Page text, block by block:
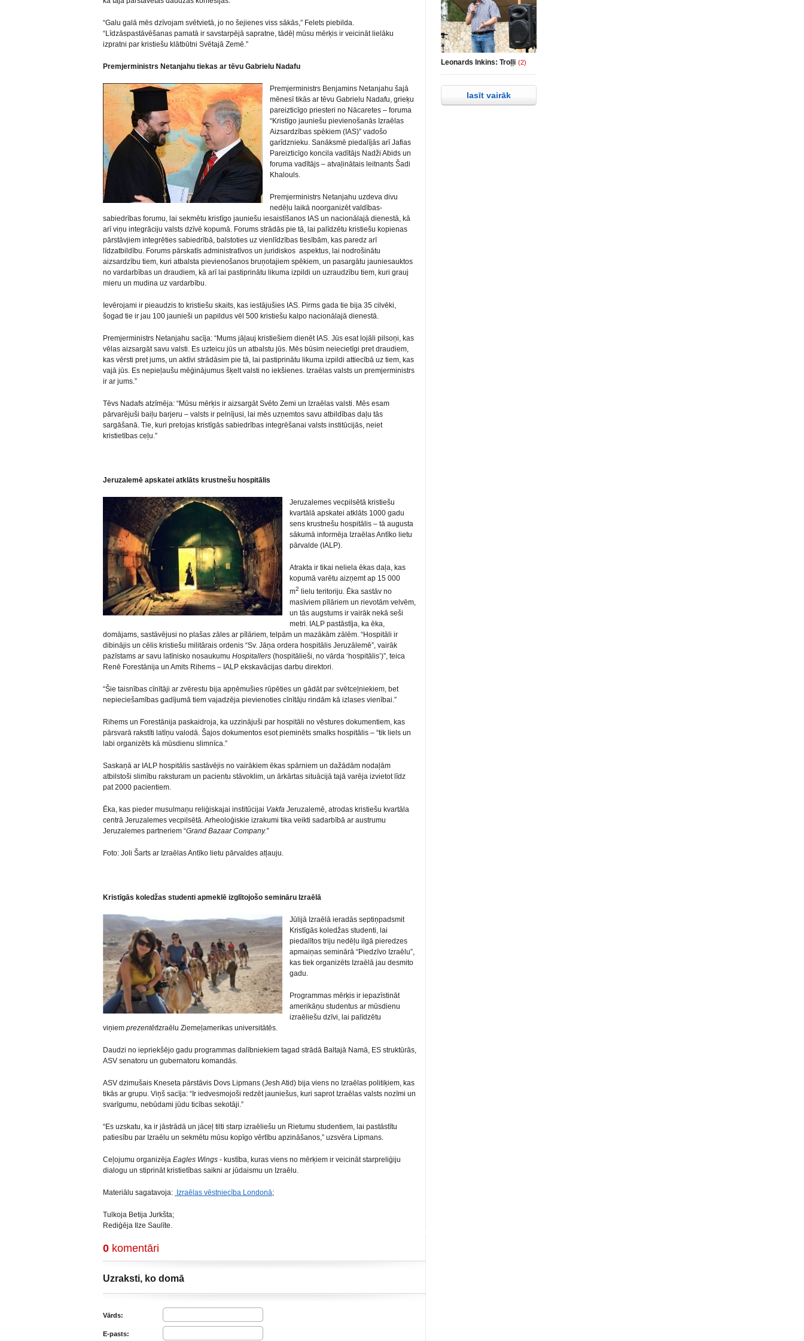
“Galu galā mēs dzīvojam svētvietā, jo no šejienes viss sākās,” Felets piebilda.
“Līdzāspastāvēšanas pamatā ir savstarpējā sapratne, tādēļ mūsu mērķis ir veicināt lielāku
izpratni par kristiešu klātbūtni Svētajā Zemē.”
Premjerministrs Netanjahu tiekas ar tēvu Gabrielu Nadafu
Premjerministrs Benjamins Netanjahu šajā
mēnesī tikās ar tēvu Gabrielu Nadafu, grieķu
pareizticīgo priesteri no Nācaretes – foruma
“Kristīgo jauniešu pievienošanās Izraēlas
Aizsardzības spēkiem (IAS)” vadošo
garīdznieku. Sanāksmē piedalījās arī Jafias
Pareizticīgo koncila vadītājs Nadži Abids un
foruma vadītājs – atvaļinātais leitnants Šadi
Khalouls.
Premjerministrs Netanjahu uzdeva divu
nedēļu laikā noorganizēt valdības-
sabiedrības forumu, lai sekmētu kristīgo jauniešu iesaistīšanos IAS un nacionālajā dienestā, kā
arī viņu integrāciju valsts dzīvē kopumā. Forums strādās pie tā, lai palīdzētu kristiešu kopienas
pārstāvjiem integrēties sabiedrībā, balstoties uz vienlīdzības tiesībām, kas paredz arī
līdzatbildību. Forums pārskatīs administratīvos un juridiskos aspektus, lai nodrošinātu
aizsardzību tiem, kuri atbalsta pievienošanos bruņotajiem spēkiem, un pasargātu jauniesauktos
no vardarbības un draudiem, kā arī lai pastiprinātu likuma izpildi un uzraudzību tiem, kuri grauj
mieru un mudina uz vardarbību.
Ievērojami ir pieaudzis to kristiešu skaits, kas iestājušies IAS. Pirms gada tie bija 35 cilvēki,
šogad tie ir jau 100 jaunieši un papildus vēl 500 kristiešu kalpo nacionālajā dienestā.
Premjerministrs Netanjahu sacīja: “Mums jāļauj kristiešiem dienēt IAS. Jūs esat lojāli pilsoņi, kas
vēlas aizsargāt savu valsti. Es uzteicu jūs un atbalstu jūs. Mēs būsim neiecietīgi pret draudiem,
kas vērsti pret jums, un aktīvi strādāsim pie tā, lai pastiprinātu likuma izpildi attiecībā uz tiem, kas
vajā jūs. Es nepieļaušu mēģinājumus šķelt valsti no iekšienes. Izraēlas valsts un premjerministrs
ir ar jums.”
Tēvs Nadafs atzīmēja: “Mūsu mērķis ir aizsargāt Svēto Zemi un Izraēlas valsti. Mēs esam
pārvarējuši baiļu barjeru – valsts ir pelnījusi, lai mēs uzņemtos savu atbildības daļu tās
sargāšanā. Tie, kuri pretojas kristīgās sabiedrības integrēšanai valsts institūcijās, neiet
kristietības ceļu.”
Jeruzalemē apskatei atklāts krustnešu hospitālis
Jeruzalemes vecpilsētā kristiešu
kvartālā apskatei atklāts 1000 gadu
sens krustnešu hospitālis – tā augusta
sākumā informēja Izraēlas Antīko lietu
pārvalde (IALP).
Atrakta ir tikai neliela ēkas daļa, kas
kopumā varētu aizņemt ap 15 000
m2
lielu teritoriju. Ēka sastāv no
masīviem pīlāriem un rievotām velvēm,
un tās augstums ir vairāk nekā seši
metri. IALP pastāstīja, ka ēka,
domājams, sastāvējusi no plašas zāles ar pīlāriem, telpām un mazākām zālēm. “Hospitāli ir
dibinājis un cēlis kristiešu militārais ordenis “Sv. Jāņa ordera hospitālis Jeruzālemē”, vairāk
pazīstams ar savu latīnisko nosaukumu Hospitallers (hospitālieši, no vārda ‘hospitālis’)”, teica
Renē Forestānija un Amits Rihems – IALP ekskavācijas darbu direktori.
“Šie taisnības cīnītāji ar zvērestu bija apņēmušies rūpēties un gādāt par svētceļniekiem, bet
nepieciešamības gadījumā tiem vajadzēja pievienoties cīnītāju rindām kā izlases vienībai.”
Rihems un Forestānija paskaidroja, ka uzzinājuši par hospitāli no vēstures dokumentiem, kas
pārsvarā rakstīti latīņu valodā. Šajos dokumentos esot pieminēts smalks hospitālis – “tik liels un
labi organizēts kā mūsdienu slimnīca.”
Saskaņā ar IALP hospitālis sastāvējis no vairākiem ēkas spārniem un dažādām nodaļām
atbilstoši slimību raksturam un pacientu stāvoklim, un ārkārtas situācijā tajā varēja izvietot līdz
pat 2000 pacientiem.
Ēka, kas pieder musulmaņu reliģiskajai institūcijai Vakfa Jeruzalemē, atrodas kristiešu kvartāla
centrā Jeruzalemes vecpilsētā. Arheoloģiskie izrakumi tika veikti sadarbībā ar austrumu
Jeruzalemes partneriem “Grand Bazaar Company.”
Foto: Joli Šarts ar Izraēlas Antīko lietu pārvaldes atļauju.
Kristīgās koledžas studenti apmeklē izglītojošo semināru Izraēlā
Jūlijā Izraēlā ieradās septiņpadsmit
Kristīgās koledžas studenti, lai
piedalītos triju nedēļu ilgā pieredzes
apmaiņas seminārā “Piedzīvo Izraēlu”,
kas tiek organizēts Izraēlā jau desmito
gadu.
Programmas mērķis ir iepazīstināt
amerikāņu studentus ar mūsdienu
izraēliešu dzīvi, lai palīdzētu
viņiem prezentētIzraēlu Ziemeļamerikas universitātēs.
Daudzi no iepriekšējo gadu programmas dalībniekiem tagad strādā Baltajā Namā, ES struktūrās,
ASV senatoru un gubernatoru komandās.
ASV dzimušais Kneseta pārstāvis Dovs Lipmans (Jesh Atid) bija viens no Izraēlas politiķiem, kas
tikās ar grupu. Viņš sacīja: “Ir iedvesmojoši redzēt jauniešus, kuri saprot Izraēlas valsts nozīmi un
svarīgumu, nebūdami jūdu ticības sekotāji.”
“Es uzskatu, ka ir jāstrādā un jāceļ tilti starp izraēliešu un Rietumu studentiem, lai pastāstītu
patiesību par Izraēlu un sekmētu mūsu kopīgo vērtību apzināšanos,” uzsvēra Lipmans.
Ceļojumu organizēja Eagles Wings - kustība, kuras viens no mērķiem ir veicināt starpreliģiju
dialogu un stiprināt kristietības saikni ar jūdaismu un Izraēlu.
Materiālu sagatavoja: Izraēlas vēstniecība Londonā;
Tulkoja Betija Jurkšta;
Rediģēja Ilze Saulīte.
0 komentāri
Uzraksti, ko domā
Vārds:
E-pasts:
Leonards Inkins: Troļļi (2)
lasīt vairāk